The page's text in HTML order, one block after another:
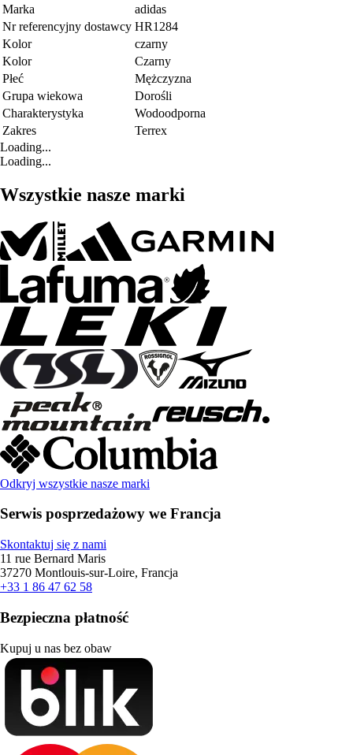
Marka
adidas
Nr referencyjny dostawcy HR1284
Kolor
czarny
Kolor
Czarny
Płeć
Mężczyzna
Grupa wiekowa
Dorośli
Charakterystyka
Wodoodporna
Zakres
Terrex
Loading...
Loading...
Wszystkie nasze marki
Odkryj wszystkie nasze marki
Serwis posprzedażowy we Francja
Skontaktuj się z nami
11 rue Bernard Maris
37270 Montlouis-sur-Loire, Francja
+33 1 86 47 62 58
Bezpieczna płatność
Kupuj u nas bez obaw